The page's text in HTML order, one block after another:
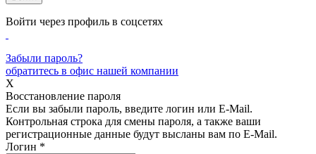
Войти через профиль в соцсетях
Забыли пароль?
обратитесь в офис нашей компании
X
Восстановление пароля
Если вы забыли пароль, введите логин или E-Mail.
Контрольная строка для смены пароля, а также ваши
регистрационные данные будут высланы вам по E-Mail.
Логин *